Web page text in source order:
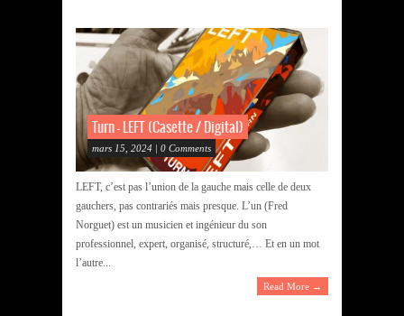
Turn – LEFT (Casette / Digital)
mars 15, 2024 | 0 Comments
LEFT, c’est pas l’union de la gauche mais celle de deux
gauchers, pas contrariés mais presque. L’un (Fred
Norguet) est un musicien et ingénieur du son
professionnel, expert, organisé, structuré,… Et en un mot
l’autre...
Read More →